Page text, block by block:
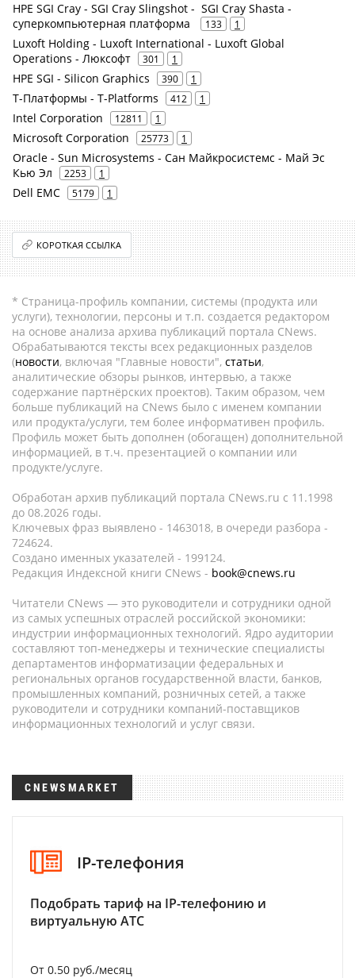
HPE SGI Cray - SGI Cray Slingshot - SGI Cray Shasta -
суперкомпьютерная платформа
133 1
Luxoft Holding - Luxoft International - Luxoft Global
Operations - Люксофт
301 1
HPE SGI - Silicon Graphics 390 1
Т-Платформы - T-Platforms 412 1
Intel Corporation 12811 1
Microsoft Corporation 25773 1
Oracle - Sun Microsystems - Сан Майкросистемс - Май Эс
Кью Эл
2253 1
Dell EMC 5179 1
КОРОТКАЯ ССЫЛКА
* Страница-профиль компании, системы (продукта или
услуги), технологии, персоны и т.п. создается редактором
на основе анализа архива публикаций портала CNews.
Обрабатываются тексты всех редакционных разделов
(новости, включая "Главные новости", статьи,
аналитические обзоры рынков, интервью, а также
содержание партнёрских проектов). Таким образом, чем
больше публикаций на CNews было с именем компании
или продукта/услуги, тем более информативен профиль.
Профиль может быть дополнен (обогащен) дополнительной
информацией, в т.ч. презентацией о компании или
продукте/услуге.
Обработан архив публикаций портала CNews.ru c 11.1998
до 08.2026 годы.
Ключевых фраз выявлено - 1463018, в очереди разбора -
724624.
Создано именных указателей - 199124.
Редакция Индексной книги CNews - book@cnews.ru
Читатели CNews — это руководители и сотрудники одной
из самых успешных отраслей российской экономики:
индустрии информационных технологий. Ядро аудитории
составляют топ-менеджеры и технические специалисты
департаментов информатизации федеральных и
региональных органов государственной власти, банков,
промышленных компаний, розничных сетей, а также
руководители и сотрудники компаний-поставщиков
информационных технологий и услуг связи.
CNEWSMARKET
IP-телефония
Подобрать тариф на IP-телефонию и
виртуальную АТС
От 0.50 руб./месяц